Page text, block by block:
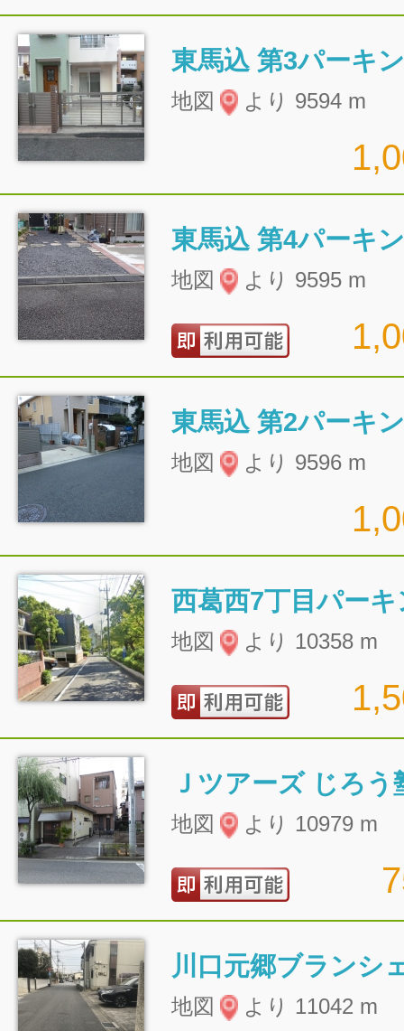
東馬込 第3パーキ
地図 より 9594 m
東馬込 第4パーキ
地図 より 9595 m
東馬込 第2パーキ
地図 より 9596 m
西葛西7丁目パー
地図 より 10358 m
Ｊツアーズ じろ
地図 より 10979 m
川口元郷ブランシ
地図 より 11042 m